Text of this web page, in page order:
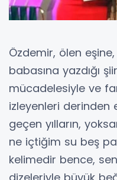
Özdemir, ölen
babasına yazdığı
mücadelesiyle ve
izleyenleri derinden
geçen yılların,
ne içtiğim su beş
kelimedir bence,